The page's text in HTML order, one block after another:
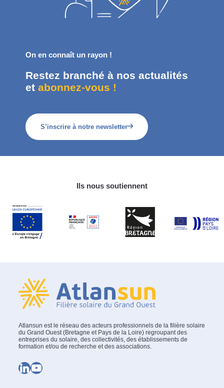
On en connaît un rayon !
Restez branché à nos actualités
etabonnez-vous !
S’inscrire à notre newsletter
Ils nous soutiennent
Atlansun est le réseau des acteurs professionnels de la filière solaire
du Grand Ouest (Bretagne et Pays de la Loire) regroupant des
entreprises du solaire, des collectivités, des établissements de
formation et/ou de recherche et des associations.
LinkedIn
YouTube